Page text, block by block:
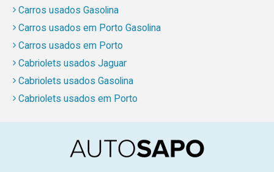
Carros usados Gasolina
Carros usados em Porto Gasolina
Carros usados em Porto
Cabriolets usados Jaguar
Cabriolets usados Gasolina
Cabriolets usados em Porto